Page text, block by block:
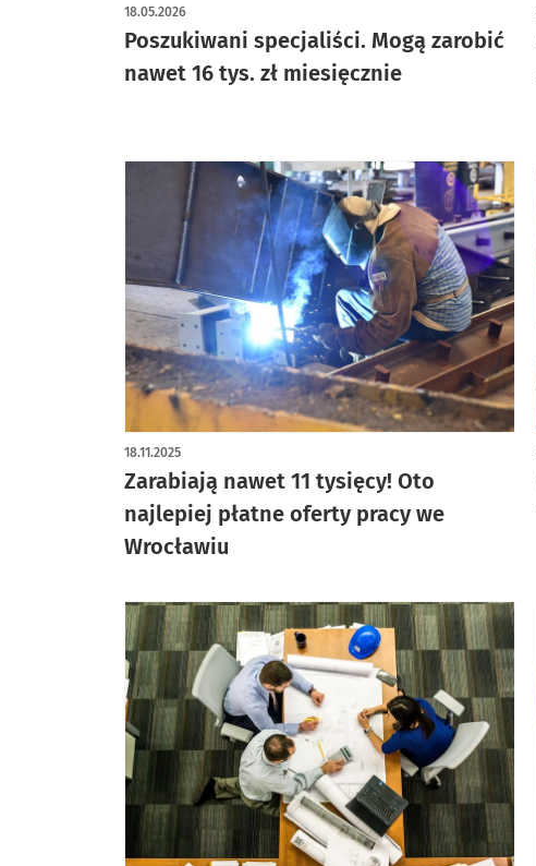
Poszukiwani specjaliści. Mogą zarobić
nawet 16 tys. zł miesięcznie
18.05.2026
Zarabiają nawet 11 tysięcy! Oto
najlepiej płatne oferty pracy we
Wrocławiu
18.11.2025